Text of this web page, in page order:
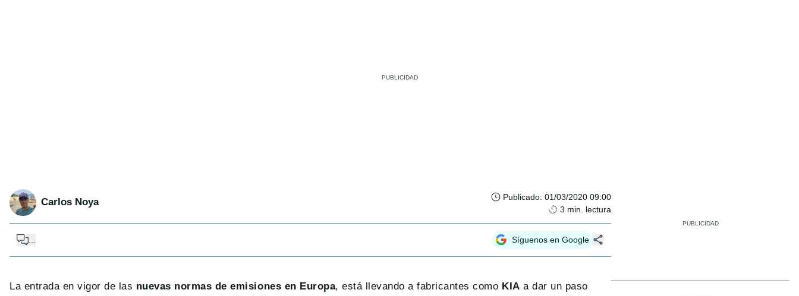
Carlos Noya Publicado: 01/03/2020 09:00
3 min. lectura
Síguenos en Google
La entrada en vigor de las nuevas normas de emisiones en Europa, está llevando a fabricantes como KIA a dar un paso